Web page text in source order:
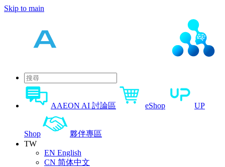
Skip to main
AAEON AI 討論區 eShop UP
Shop
夥伴專區
TW
EN English
CN 简体中文